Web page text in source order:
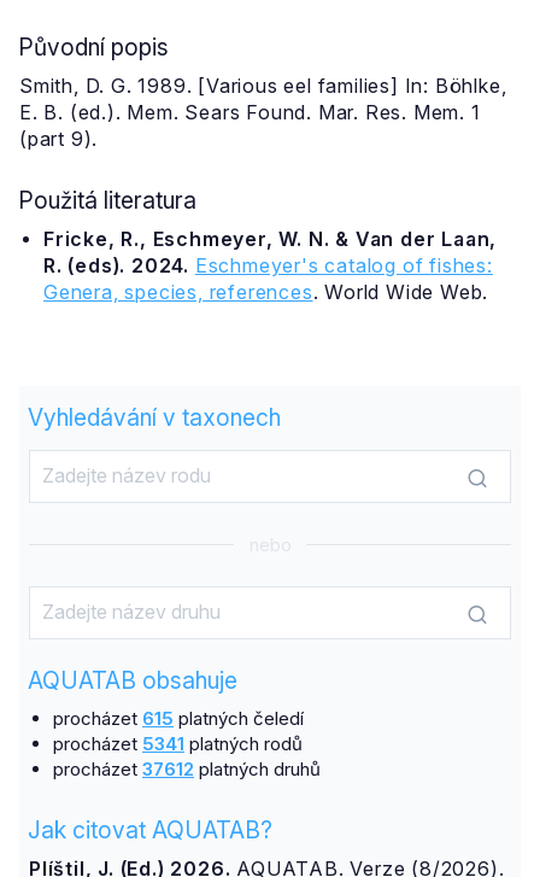
Původní popis
Smith, D. G. 1989. [Various eel families] In: Böhlke,
E. B. (ed.). Mem. Sears Found. Mar. Res. Mem. 1
(part 9).
Použitá literatura
Fricke, R., Eschmeyer, W. N. & Van der Laan,
R. (eds). 2024. Eschmeyer's catalog of fishes:
Genera, species, references. World Wide Web.
Vyhledávání v taxonech
nebo
AQUATAB obsahuje
procházet 615 platných čeledí
procházet 5341 platných rodů
procházet 37612 platných druhů
Jak citovat AQUATAB?
Plíštil, J. (Ed.) 2026. AQUATAB. Verze (8/2026).